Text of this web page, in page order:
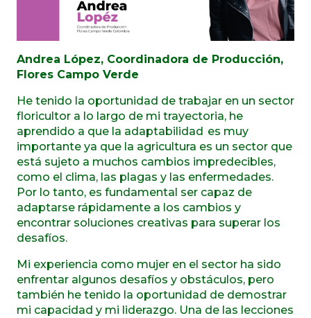
Andrea López, Coordinadora de Producción,
Flores Campo Verde
He tenido la oportunidad de trabajar en un sector
floricultor a lo largo de mi trayectoria, he
aprendido a que la adaptabilidad es muy
importante ya que la agricultura es un sector que
está sujeto a muchos cambios impredecibles,
como el clima, las plagas y las enfermedades.
Por lo tanto, es fundamental ser capaz de
adaptarse rápidamente a los cambios y
encontrar soluciones creativas para superar los
desafíos.
Mi experiencia como mujer en el sector ha sido
enfrentar algunos desafíos y obstáculos, pero
también he tenido la oportunidad de demostrar
mi capacidad y mi liderazgo. Una de las lecciones